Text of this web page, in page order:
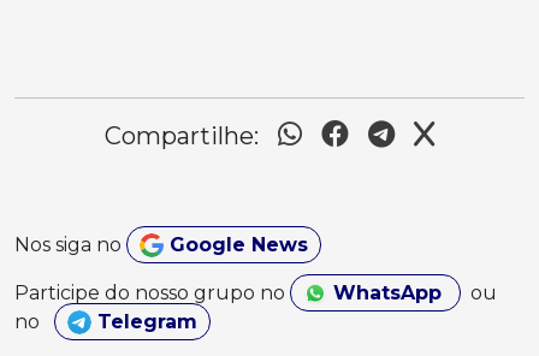
Compartilhe:
Nos siga no Google News
Participe do nosso grupo no WhatsApp
ou
no
Telegram